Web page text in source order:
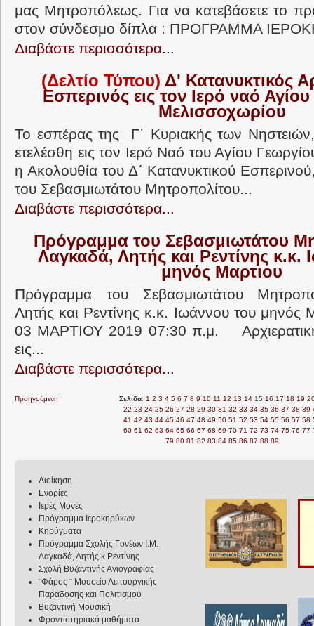
μας Μητροπόλεως. Για να κατεβάσετε το
στον σύνδεσμο δίπλα : ΠΡΟΓΡΑΜΜΑ
Διαβάστε περισσότερα...
(Δελτίο Τύπου) Δ' Κατανυκτικός
Εσπερινός εις τον Ιερό ναό
Μελισσοχωρίου
Το εσπέρας της Γ΄ Κυριακής των
ετελέσθη εις τον Ιερό Ναό του Αγίου
η Ακολουθία του Δ΄ Κατανυκτικού
του Σεβασμιωτάτου Μητροπολίτου...
Διαβάστε περισσότερα...
Πρόγραμμα του Σεβασμιωτάτου
Λαγκαδά, Λητής και Ρεντίνης κ.κ.
μηνός Μαρτιου
Πρόγραμμα του Σεβασμιωτάτου
Λητής και Ρεντίνης κ.κ. Ιωάννου του
03 ΜΑΡΤΙΟΥ 2019 07:30 π.μ. Αρχιερατική
εις...
Διαβάστε περισσότερα...
Προηγούμενη Σελίδα: 1 2 3 4 5 6 7 8 9 10 11 12 13 1415 16 17 18 19
22 23 24 25 26 27 28 29 30 31 32 33 34 35 36 37 38 39
41 42 43 44 45 46 47 48 49 50 51 52 53 54 55 56 57 58
60 61 62 63 64 65 66 67 68 69 70 71 72 73 74 75 76 77
79 80 81 82 83 84 85 86 87 88 89
Διοίκηση
Ενορίες
Ιερές Μονές
Πρόγραμμα Ιεροκηρύκων
Κηρύγματα
Πρόγραμμα Σχολής Γονέων Ι.Μ.
Λαγκαδά, Λητής κ Ρεντίνης
Σχολή Βυζαντινής Αγιογραφίας
¨Φάρος ¨ Μουσείο Λειτουργικής
Παράδοσης και Πολιτισμού
Βυζαντινή Μουσική
Φροντιστηριακά μαθήματα